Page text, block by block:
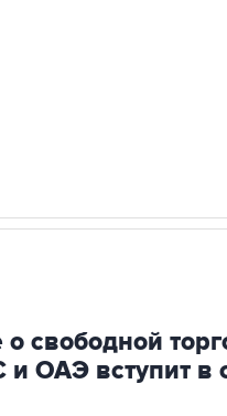
свободной
ОАЭ вступит в